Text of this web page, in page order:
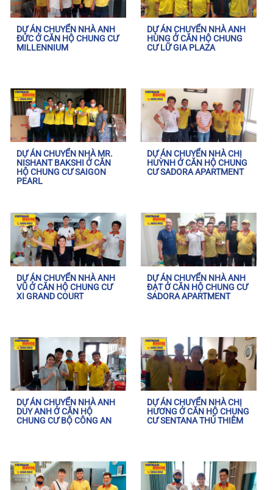
DỰ ÁN CHUYỂN NHÀ ANH
ĐỨC Ở CĂN HỘ CHUNG CƯ
MILLENNIUM
DỰ ÁN CHUYỂN NHÀ ANH
HÙNG Ở CĂN HỘ CHUNG
CƯ LỮ GIA PLAZA
DỰ ÁN CHUYỂN NHÀ MR.
NISHANT BAKSHI Ở CĂN
HỘ CHUNG CƯ SAIGON
PEARL
DỰ ÁN CHUYỂN NHÀ CHỊ
HUỲNH Ở CĂN HỘ CHUNG
CƯ SADORA APARTMENT
DỰ ÁN CHUYỂN NHÀ ANH
VŨ Ở CĂN HỘ CHUNG CƯ
XI GRAND COURT
DỰ ÁN CHUYỂN NHÀ ANH
ĐẠT Ở CĂN HỘ CHUNG CƯ
SADORA APARTMENT
DỰ ÁN CHUYỂN NHÀ ANH
DUY ANH Ở CĂN HỘ
CHUNG CƯ BỘ CÔNG AN
DỰ ÁN CHUYỂN NHÀ CHỊ
HƯƠNG Ở CĂN HỘ CHUNG
CƯ SENTANA THỦ THIÊM